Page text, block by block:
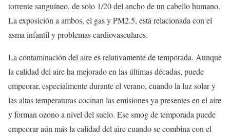
torrente sanguíneo, de solo 1/20 del ancho de un cabello humano.
La exposición a ambos, el gas y PM2.5, está relacionada con el
asma infantil y problemas cardiovasculares.
La contaminación del aire es relativamente de temporada. Aunque
la calidad del aire ha mejorado en las últimas décadas, puede
empeorar, especialmente durante el verano, cuando la luz solar y
las altas temperaturas cocinan las emisiones ya presentes en el aire
y forman ozono a nivel del suelo. Ese smog de temporada puede
empeorar aún más la calidad del aire cuando se combina con el